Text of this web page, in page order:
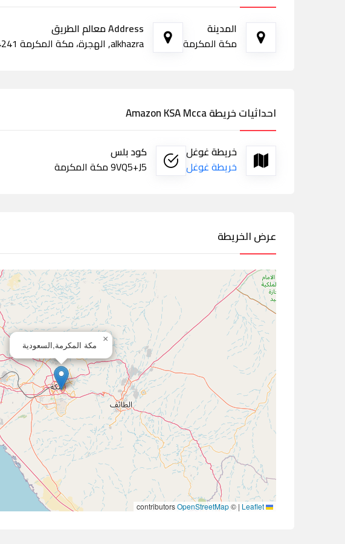
المدينة
مكة المكرمة
Address معالم الطريق
alkhazra, الهجرة، مكة المكرمة 24241
احداثيات خريطة Amazon KSA Mcca
خريطة غوغل
خريطة غوغل
كود بلس
9VQ5+J5 مكة المكرمة
عرض الخريطة
مكة المكرمة,السعودية
×
|
©
OpenStreetMap